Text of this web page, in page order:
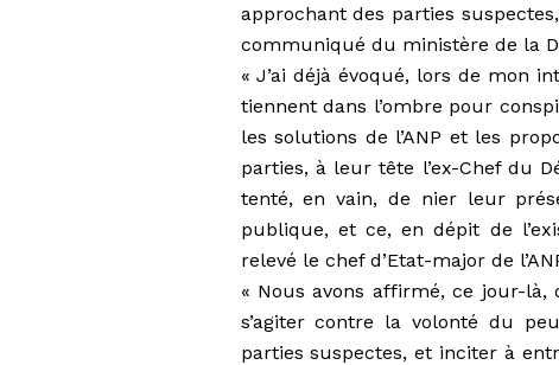
approchant des parties
communiqué du ministère de la
« J’ai déjà évoqué, lors de mon
tiennent dans l’ombre pour
les solutions de l’ANP et les
parties, à leur tête l’ex-Chef du
tenté, en vain, de nier leur
publique, et ce, en dépit de
relevé le chef d’Etat-major de
« Nous avons affirmé, ce jour-
s’agiter contre la volonté du
parties suspectes, et inciter à